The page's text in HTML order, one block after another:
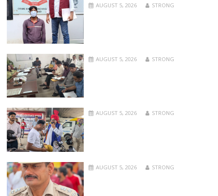
AUGUST 5, 2026 STRONG
AUGUST 5, 2026 STRONG
AUGUST 5, 2026 STRONG
AUGUST 5, 2026 STRONG